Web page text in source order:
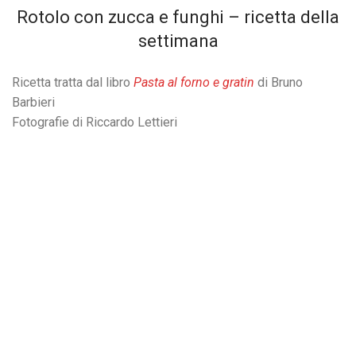
Rotolo con zucca e funghi – ricetta della
settimana
Ricetta tratta dal libro Pasta al forno e gratin di Bruno
Barbieri
Fotografie di Riccardo Lettieri